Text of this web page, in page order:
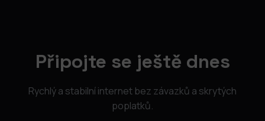
Připojte se ještě dnes
Rychlý a stabilní internet bez závazků a skrytých
poplatků.